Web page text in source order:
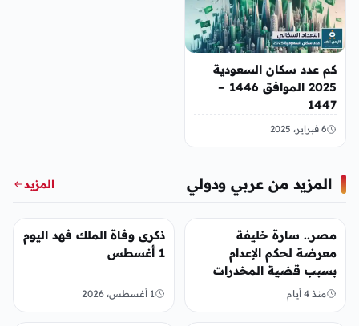
كم عدد سكان السعودية
2025 الموافق 1446 –
1447
6 فبراير، 2025
المزيد من عربي ودولي المزيد
مصر.. سارة خليفة
معرضة لحكم الإعدام
بسبب قضية المخدرات
الكبرى
منذ 4 أيام
عربي ودولي
ذكرى وفاة الملك فهد اليوم
1 أغسطس
1 أغسطس، 2026